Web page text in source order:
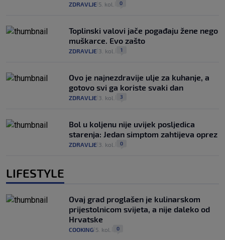
ZDRAVLJE 5. kol. 0
Toplinski valovi jače pogađaju žene nego
muškarce. Evo zašto
ZDRAVLJE 3. kol. 1
Ovo je najnezdravije ulje za kuhanje, a
gotovo svi ga koriste svaki dan
ZDRAVLJE 3. kol. 3
Bol u koljenu nije uvijek posljedica
starenja: Jedan simptom zahtijeva oprez
ZDRAVLJE 3. kol. 0
LIFESTYLE
Ovaj grad proglašen je kulinarskom
prijestolnicom svijeta, a nije daleko od
Hrvatske
COOKING 5. kol. 0